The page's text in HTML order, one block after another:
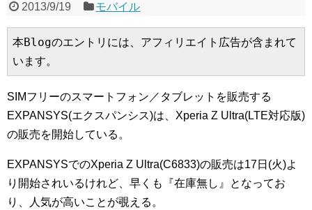
2013/9/19 モバイル
本Blogのエントリには、アフィリエイト広告が含まれて
います。
SIMフリーのスマートフォン／タブレットを販売する
EXPANSYS(エクスパンシス)は、Xperia Z Ultra(LTE対応版)
の販売を開始している。
EXPANSYSでのXperia Z Ultra(C6833)の販売は17日(火)よ
り開始されいるけれど、早くも『在庫無し』となってお
り、人気が高いことが覗える。